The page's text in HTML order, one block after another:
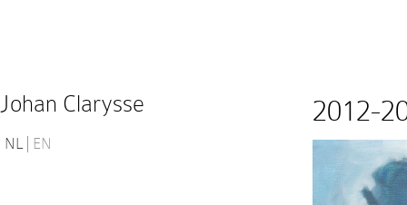
Johan Clarysse
NL EN
2012-